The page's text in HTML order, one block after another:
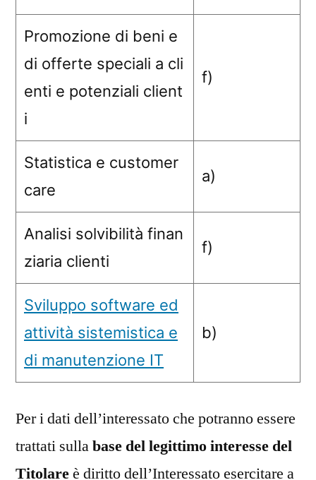
Promozione di beni e
di offerte speciali a cli
enti e potenziali client
i
f)
Statistica e customer
care
a)
Analisi solvibilità finan
ziaria clienti
f)
Sviluppo software ed
attività sistemistica e
di manutenzione IT
b)
Per i dati dell’interessato che potranno essere
trattati sullabase del legittimo interesse del
Titolareè diritto dell’Interessato esercitare a